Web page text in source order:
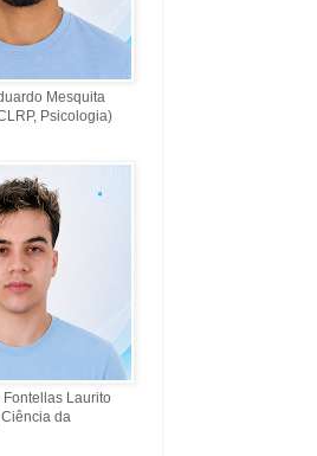
Mesquita
Psicologia)
Fontellas Laurito
Ciência da